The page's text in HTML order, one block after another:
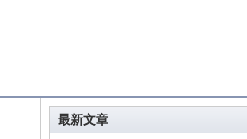
最新文章